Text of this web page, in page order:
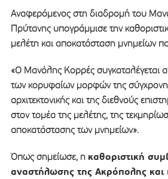
Αναφερόμενος στη διαδρομή του
Πρύτανης υπογράμμισε την
μελέτη και αποκατάσταση μνημείων
«Ο Μανόλης Κορρές συγκαταλέγεται
των κορυφαίων μορφών της
αρχιτεκτονικής και της διεθνούς
στον τομέα της μελέτης, της
αποκατάστασης των μνημείων».
Όπως σημείωσε, η καθοριστική
αναστήλωσης της Ακρόπολης και